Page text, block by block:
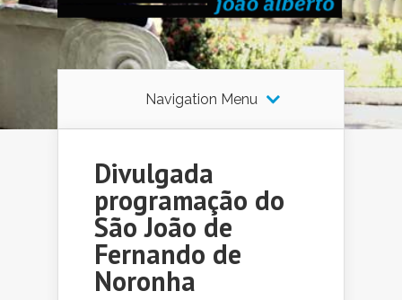
Navigation Menu
Divulgada
programação do
São João de
Fernando de
Noronha